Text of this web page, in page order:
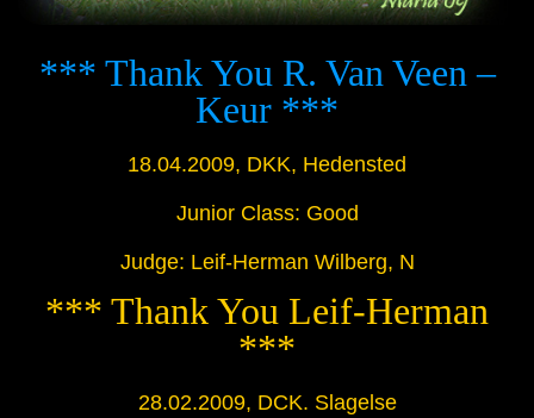
*** Thank You R. Van Veen –
Keur ***
18.04.2009, DKK, Hedensted
Junior Class: Good
Judge: Leif-Herman Wilberg, N
*** Thank You Leif-Herman
***
28.02.2009, DCK. Slagelse